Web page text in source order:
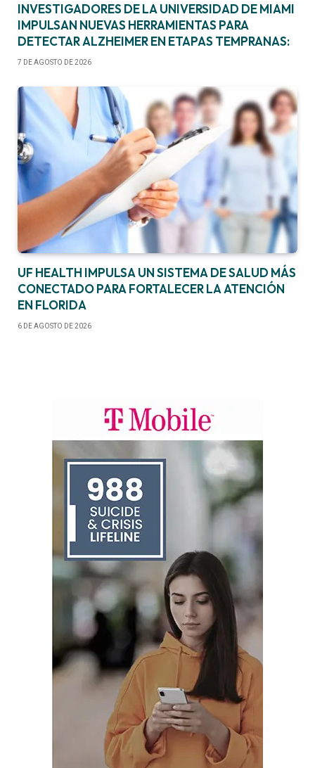
INVESTIGADORES DE LA UNIVERSIDAD DE MIAMI
IMPULSAN NUEVAS HERRAMIENTAS PARA
DETECTAR ALZHEIMER EN ETAPAS TEMPRANAS:
7 DE AGOSTO DE 2026
UF HEALTH IMPULSA UN SISTEMA DE SALUD MÁS
CONECTADO PARA FORTALECER LA ATENCIÓN
EN FLORIDA
6 DE AGOSTO DE 2026